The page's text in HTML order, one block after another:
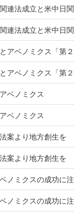
連法成立と米中日
連法成立と米中日
とアベノミクス「第
とアベノミクス「第
ベノミクス
ベノミクス
案より地方創生を
案より地方創生を
ノミクスの成功に
ノミクスの成功に